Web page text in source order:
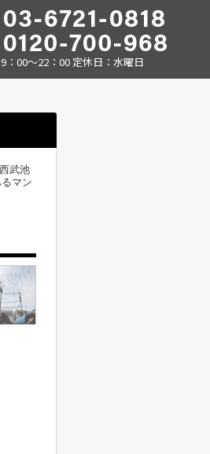
：00～22：00 定休日：水曜日
武池
マン